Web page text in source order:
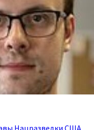
Нацразведки США